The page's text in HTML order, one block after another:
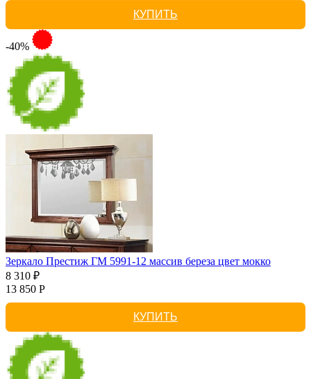
КУПИТЬ
-40%
Зеркало Престиж ГМ 5991-12 массив береза цвет мокко
8 310 ₽
13 850 Р
КУПИТЬ